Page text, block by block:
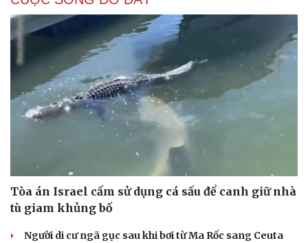
Cải chính
Tòa án Israel cấm sử dụng cá sấu để canh giữ nhà
tù giam khủng bố
Người di cư ngã gục sau khi bơi từ Ma Rốc sang Ceuta